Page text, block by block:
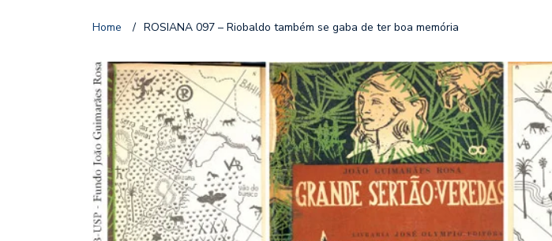
Home / ROSIANA 097 – Riobaldo também se gaba de ter boa memória